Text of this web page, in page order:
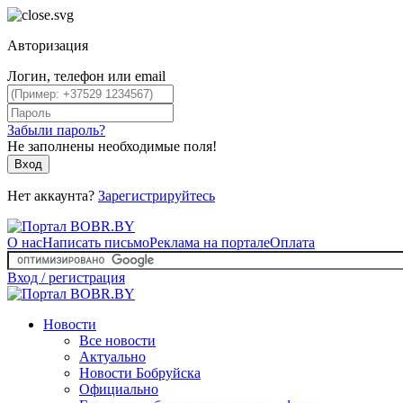
Авторизация
Логин, телефон или email
Забыли пароль?
Не заполнены необходимые поля!
Вход
Нет аккаунта? Зарегистрируйтесь
О насНаписать письмоРеклама на порталеОплата
Вход / регистрация
Новости
Все новости
Актуально
Новости Бобруйска
Официально